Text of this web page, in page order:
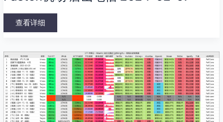
查看详细
大
哥
云
唐
山
电
信
2024-
01-
25